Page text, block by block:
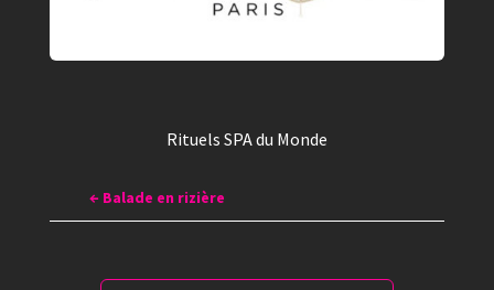
Rituels SPA du Monde
← Balade en rizière